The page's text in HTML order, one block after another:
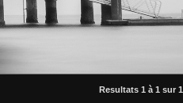
Resultats 1 à 1 sur 1